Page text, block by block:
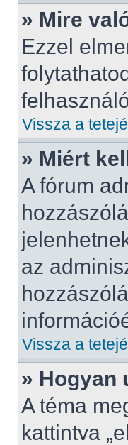
» Mire
Ezzel
Vissza a
» Miért
A fórum
az
Vissza a
» Hogyan
A téma
kattintva